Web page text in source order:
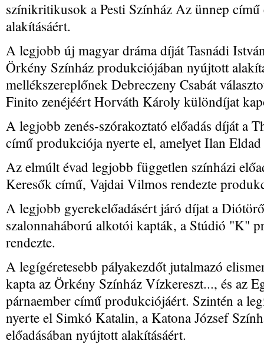
színikritikusok a Pesti Színház Az ünnep című
alakításáért.
A legjobb új magyar dráma díját Tasnádi
Örkény Színház produkciójában nyújtott
mellékszereplőnek Debreczeny Csabát
Finito zenéjéért Horváth Károly különdíjat
A legjobb zenés-szórakoztató előadás díját a
című produkciója nyerte el, amelyet Ilan
Az elmúlt évad legjobb független színházi
Keresők című, Vajdai Vilmos rendezte
A legjobb gyerekelőadásért járó díjat a
szalonnaháború alkotói kapták, a Stúdió "K"
rendezte.
A legígéretesebb pályakezdőt jutalmazó
kapta az Örkény Színház Vízkereszt..., és az
párnaember című produkciójáért. Szintén a
nyerte el Simkó Katalin, a Katona József
előadásában nyújtott alakításáért.